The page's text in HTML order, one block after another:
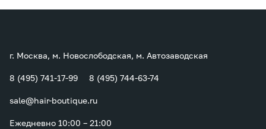
г. Москва, м. Новослободская, м. Автозаводская
8 (495) 741-17-99 8 (495) 744-63-74
sale@hair-boutique.ru
Ежедневно 10:00 – 21:00